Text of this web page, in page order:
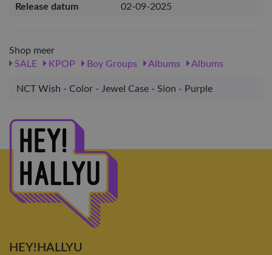
Release datum
02-09-2025
Shop meer
SALE
KPOP Boy Groups Albums Albums
NCT Wish - Color - Jewel Case - Sion - Purple
HEY!HALLYU